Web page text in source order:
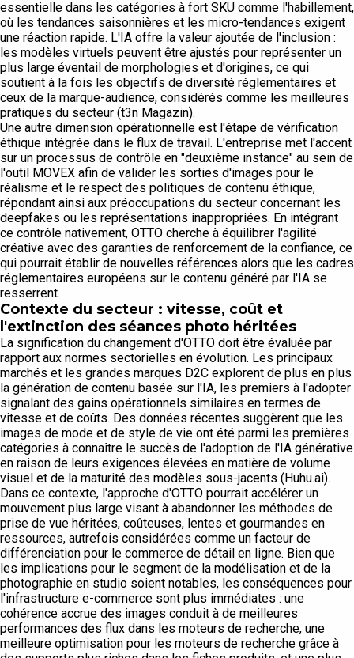
essentielle dans les catégories à fort SKU comme l'habillement,
où les tendances saisonnières et les micro-tendances exigent
une réaction rapide. L'IA offre la valeur ajoutée de l'inclusion :
les modèles virtuels peuvent être ajustés pour représenter un
plus large éventail de morphologies et d'origines, ce qui
soutient à la fois les objectifs de diversité réglementaires et
ceux de la marque-audience, considérés comme les meilleures
pratiques du secteur (t3n Magazin).
Une autre dimension opérationnelle est l'étape de vérification
éthique intégrée dans le flux de travail. L'entreprise met l'accent
sur un processus de contrôle en "deuxième instance" au sein de
l'outil MOVEX afin de valider les sorties d'images pour le
réalisme et le respect des politiques de contenu éthique,
répondant ainsi aux préoccupations du secteur concernant les
deepfakes ou les représentations inappropriées. En intégrant
ce contrôle nativement, OTTO cherche à équilibrer l'agilité
créative avec des garanties de renforcement de la confiance, ce
qui pourrait établir de nouvelles références alors que les cadres
réglementaires européens sur le contenu généré par l'IA se
resserrent.
Contexte du secteur : vitesse, coût et
l'extinction des séances photo héritées
La signification du changement d'OTTO doit être évaluée par
rapport aux normes sectorielles en évolution. Les principaux
marchés et les grandes marques D2C explorent de plus en plus
la génération de contenu basée sur l'IA, les premiers à l'adopter
signalant des gains opérationnels similaires en termes de
vitesse et de coûts. Des données récentes suggèrent que les
images de mode et de style de vie ont été parmi les premières
catégories à connaître le succès de l'adoption de l'IA générative
en raison de leurs exigences élevées en matière de volume
visuel et de la maturité des modèles sous-jacents (Huhu.ai).
Dans ce contexte, l'approche d'OTTO pourrait accélérer un
mouvement plus large visant à abandonner les méthodes de
prise de vue héritées, coûteuses, lentes et gourmandes en
ressources, autrefois considérées comme un facteur de
différenciation pour le commerce de détail en ligne. Bien que
les implications pour le segment de la modélisation et de la
photographie en studio soient notables, les conséquences pour
l'infrastructure e-commerce sont plus immédiates : une
cohérence accrue des images conduit à de meilleures
performances des flux dans les moteurs de recherche, une
meilleure optimisation pour les moteurs de recherche grâce à